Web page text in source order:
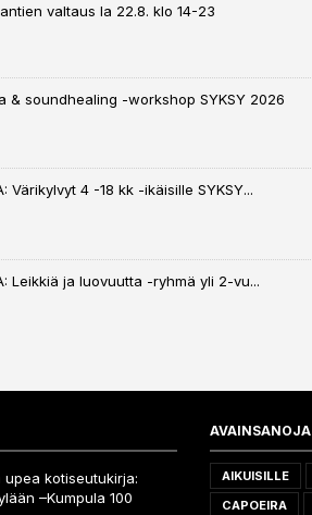
valtaus la 22.8. klo 14-23
& soundhealing -workshop SYKSY 2026
Värikylvyt 4 -18 kk -ikäisille SYKSY...
Leikkiä ja luovuutta -ryhmä yli 2-vu...
kotiseutukirja:
–Kumpula 100
AVAINSANOJA
AIKUISILLE
CAPOEIRA